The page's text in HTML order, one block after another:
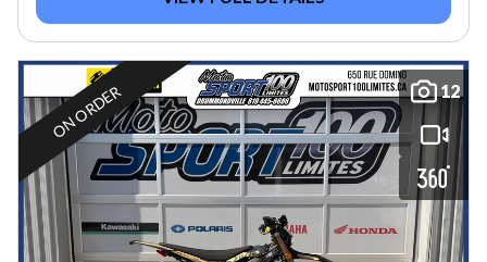
12
ON ORDER